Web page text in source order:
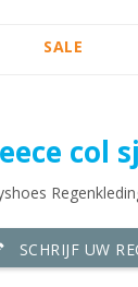
SALE
col
SCHRIJF UW